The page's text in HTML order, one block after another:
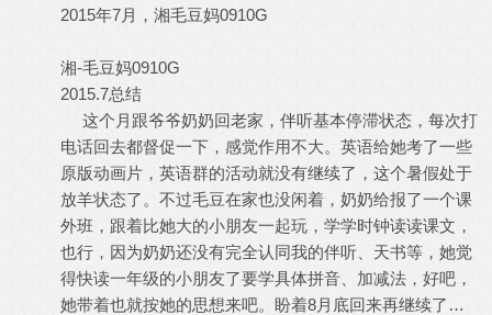
2015年7月，湘毛豆妈0910G
湘-毛豆妈0910G
2015.7总结
这个月跟爷爷奶奶回老家，伴听基本停滞状态，每次打
电话回去都督促一下，感觉作用不大。英语给她考了一些
原版动画片，英语群的活动就没有继续了，这个暑假处于
放羊状态了。不过毛豆在家也没闲着，奶奶给报了一个课
外班，跟着比她大的小朋友一起玩，学学时钟读读课文，
也行，因为奶奶还没有完全认同我的伴听、天书等，她觉
得快读一年级的小朋友了要学具体拼音、加减法，好吧，
她带着也就按她的思想来吧。盼着8月底回来再继续了…